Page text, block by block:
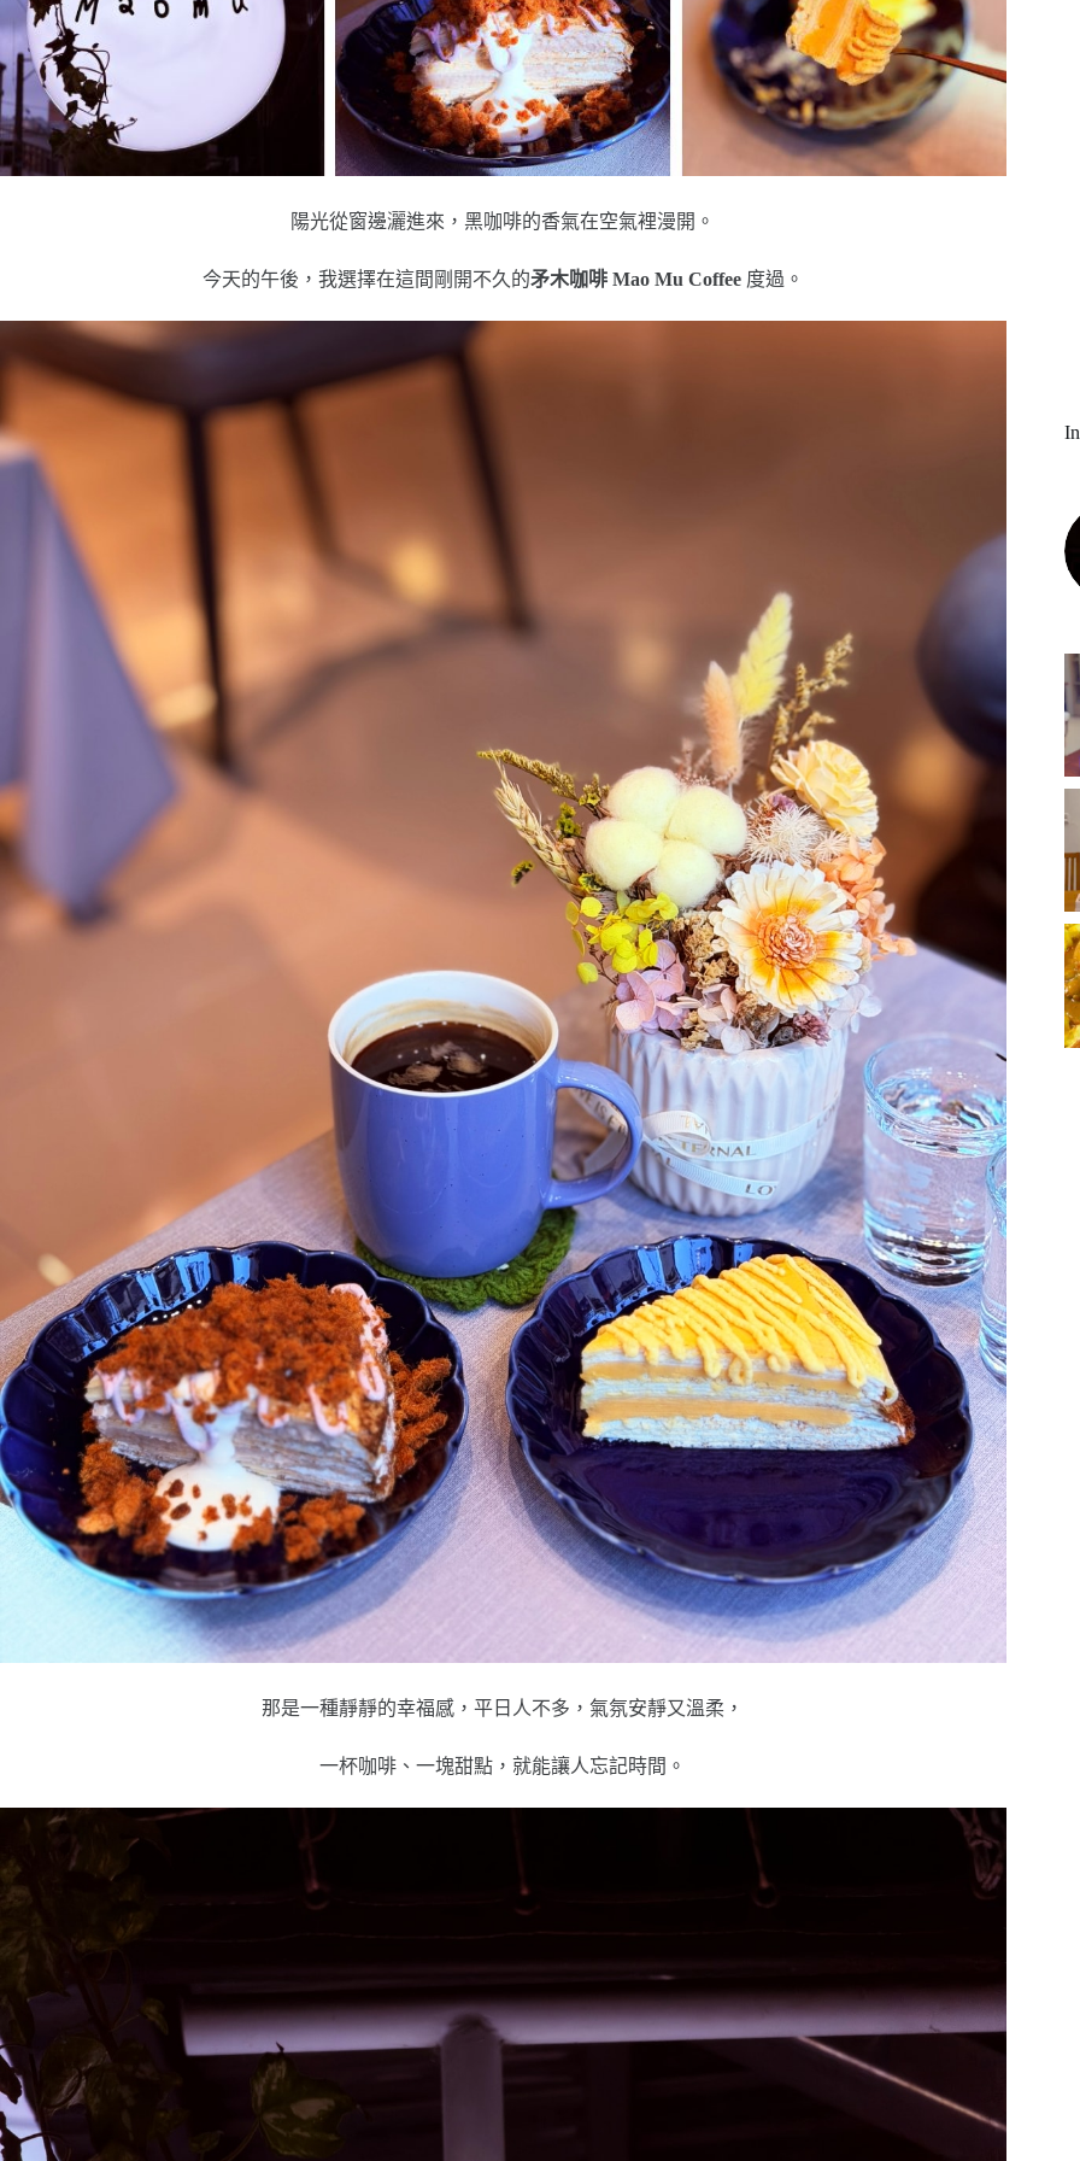
陽光從窗邊灑進來，黑咖啡的香氣在空氣裡漫開。
今天的午後，我選擇在這間剛開不久的矛木咖啡 Mao Mu Coffee度過。
那是一種靜靜的幸福感，平日人不多，氣氛安靜又溫柔，
一杯咖啡、一塊甜點，就能讓人忘記時間。